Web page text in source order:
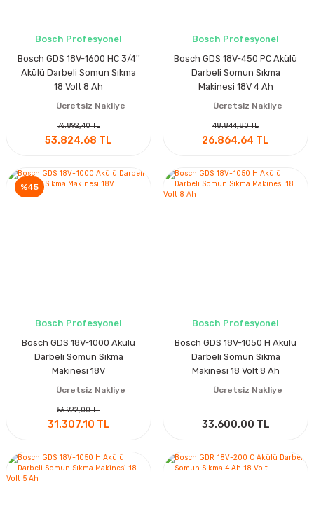
Bosch Profesyonel
Bosch GDS 18V-1600 HC 3/4''
Akülü Darbeli Somun Sıkma
18 Volt 8 Ah
Ücretsiz Nakliye
76.892,40 TL
53.824,68 TL
Bosch Profesyonel
Bosch GDS 18V-450 PC Akülü
Darbeli Somun Sıkma
Makinesi 18V 4 Ah
Ücretsiz Nakliye
48.844,80 TL
26.864,64 TL
%45
Bosch Profesyonel
Bosch GDS 18V-1000 Akülü
Darbeli Somun Sıkma
Makinesi 18V
Ücretsiz Nakliye
56.922,00 TL
31.307,10 TL
Bosch Profesyonel
Bosch GDS 18V-1050 H Akülü
Darbeli Somun Sıkma
Makinesi 18 Volt 8 Ah
Ücretsiz Nakliye
33.600,00 TL